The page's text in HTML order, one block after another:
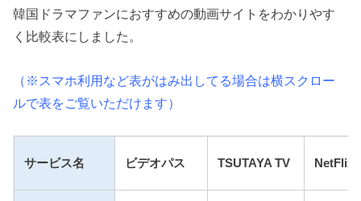
韓国ドラマファンにおすすめの動画サイトをわかりやす
く比較表にしました。
（※スマホ利用など表がはみ出してる場合は横スクロー
ルで表をご覧いただけます）
サービス名 ビデオパス TSUTAYA TV NetFlix